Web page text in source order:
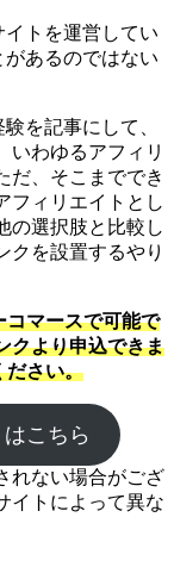
トを運営してい
あるのではない
を記事にして、
いわゆるアフィリ
だ、そこまででき
フィリエイトとし
の選択肢と比較し
クを設置するやり
マースで可能で
クより申込できま
ださい。
こちら
れない場合がござ
イトによって異な